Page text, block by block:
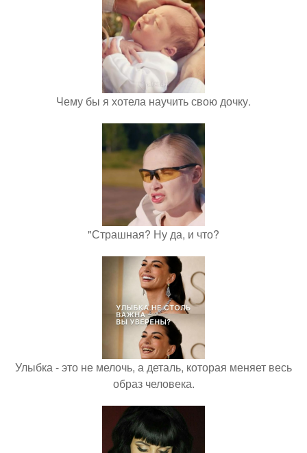
Чему бы я хотела научить свою дочку.
"Страшная? Ну да, и что?
Улыбка - это не мелочь, а деталь, которая меняет весь
образ человека.